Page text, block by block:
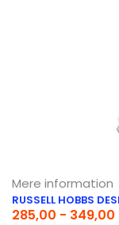
Mere information
RUSSELL HOBBS
285,00 - 349,00